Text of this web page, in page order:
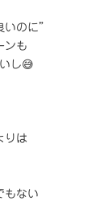
いのに”
ンも
し😅
りは
もない